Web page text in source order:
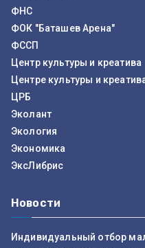
ФНС
ФОК "Баташев Арена"
ФССП
Центр культуры и креатива
Центре культуры и
ЦРБ
Эколант
Экология
Экономика
ЭксЛибрис
Новости
Индивидуальный отбор